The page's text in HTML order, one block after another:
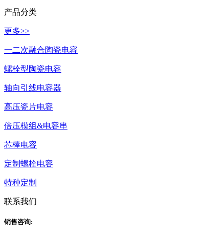
产品分类
更多>>
一二次融合陶瓷电容
螺栓型陶瓷电容
轴向引线电容器
高压瓷片电容
倍压模组&电容串
芯棒电容
定制螺栓电容
特种定制
联系我们
销售咨询: